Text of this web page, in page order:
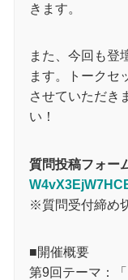
きます。
また、今回も登
ます。トークセ
させていただき
い！
質問投稿フォー
※質問受付締め
■開催概要
第9回テーマ：